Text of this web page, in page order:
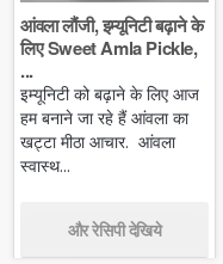
आंवला लौंजी, इम्यूनिटी बढ़ाने के
लिए Sweet Amla Pickle,
...
इम्यूनिटी को बढ़ाने के लिए आज
हम बनाने जा रहे हैं आंवला का
खट्टा मीठा आचार. आंवला
स्वास्थ...
और रेसिपी देखिये